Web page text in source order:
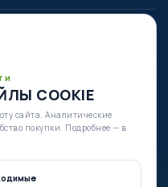
COOKIE
сайта. Аналитические
покупки. Подробнее — в